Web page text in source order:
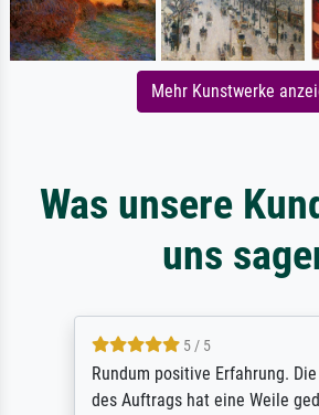
Mehr Kunstwerke
Was unsere
uns
5 / 5
Rundum positive Erfahrung.
des Auftrags hat eine Weile